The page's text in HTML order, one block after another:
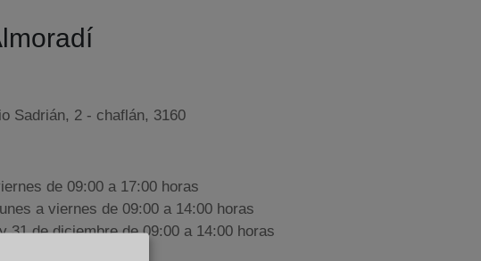
Sadrián, 2 - chaflán, 3160
de 09:00 a 17:00 horas
a viernes de 09:00 a 14:00 horas
31 de diciembre de 09:00 a 14:00 horas